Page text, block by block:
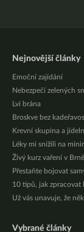
Nejnovější články
Emoční zajídání
Nebezpečí zelených
Lví brána
Broskve bez
Krevní skupina a
Léky mi snížili na
Živý kurz vaření v
Přestaňte bojovat
10 tipů, jak zpracovat
Už vás unavuje, že
Vybrané články